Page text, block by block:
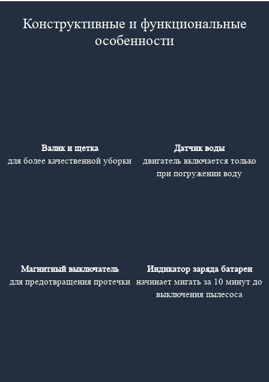
Конструктивные и функциональные
особенности
Валик и щетка
для более качественной уборки
Датчик воды
двигатель включается только
при погружении воду
Магнитный выключатель
для предотвращения протечки
Индикатор заряда батареи
начинает мигать за 10 минут до
выключения пылесоса